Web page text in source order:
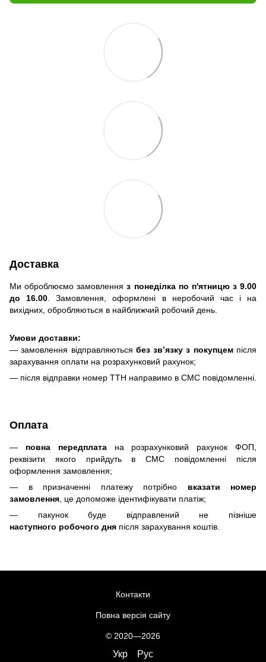
Доставка
Ми оброблюємо замовленняз понеділка по п'ятницю з 9.00
до 16.00. Замовлення, оформлені в неробочий час і на
вихідних, обробляються в найближчий робочий день.
Умови доставки:
— замовлення відправляються без зв’язку з покупцемпісля
зарахування оплати на розрахунковий рахунок;
— після відправки номер ТТН направимо в СМС повідомленні.
Оплата
— повна передплатана розрахунковий рахунок ФОП,
реквізити якого прийдуть в СМС повідомленні після
оформлення замовлення;
— в призначенні платежу потрібно вказати номер
замовлення, це допоможе ідентифікувати платіж;
— пакунок буде відправлений не пізніше
наступного робочого дня після зарахування коштів.
Контакти
Повна версія сайту
© 2020—2026
Укр Рус